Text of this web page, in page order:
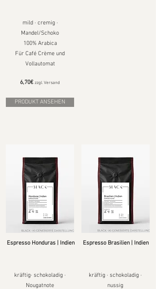
mild · cremig ·
Mandel/Schoko
100% Arabica
Für Café Crème und
Vollautomat
6,70€ zzgl. Versand
PRODUKT ANSEHEN
Espresso Honduras | Indien Espresso Brasilien | Indien
kräftig· schokoladig ·
Nougatnote
kräftig · schokoladig ·
nussig